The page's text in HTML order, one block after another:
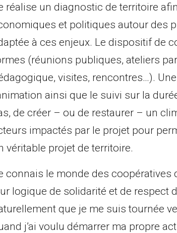
réalise un diagnostic de territoire
et politiques autour des
à ces enjeux. Le dispositif de
(réunions publiques, ateliers
visites, rencontres…).
ainsi que le suivi sur la
de créer – ou de restaurer – un
impactés par le projet pour
véritable projet de territoire.
connais le monde des
logique de solidarité et de respect
que je me suis tournée
j’ai voulu démarrer ma propre